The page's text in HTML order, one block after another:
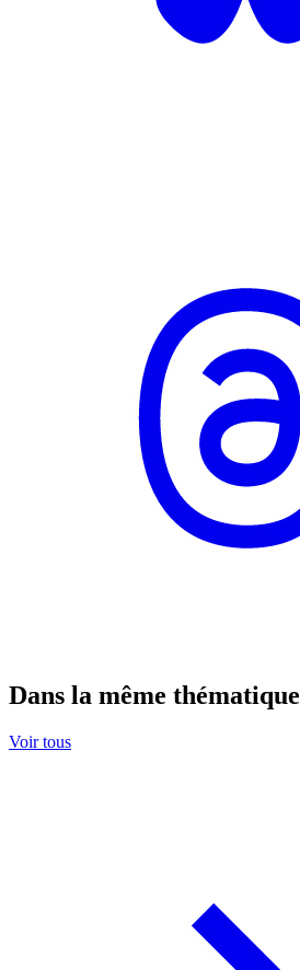
Dans la même thématique
Voir tous